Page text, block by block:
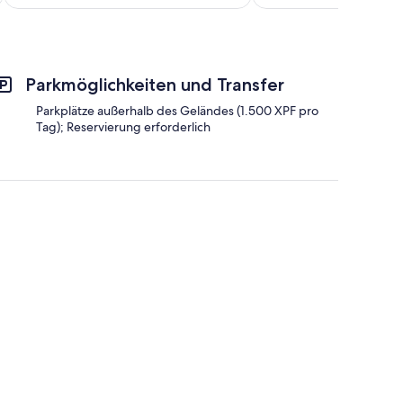
Parkmöglichkeiten und Transfer
Parkplätze außerhalb des Geländes (1.500 XPF pro
Tag); Reservierung erforderlich